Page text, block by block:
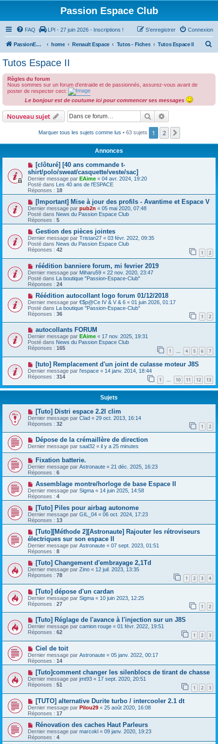
Passion Espace Club
FAQ LPI - 27 juin 2026 - Inscriptions ! Connexion
S’enregistrer
PassionEspaceClub home Renault Espace Tutos - Fiches Tutos Espace II
Tutos Espace II
Règles du forum
Nous sommes sur un forum d'entraide et de passionnés, assurez-vous avant de
poster de respecter ceci:
Le bonjour est de coutume ici pour commencer ses messages
Nouveau sujet Rechercher
Marquer tous les sujets comme lus • 63 sujets 1 2
Annonces
[clôturé] [40 ans commande t-
shirt/polo/sweat/casquette/veste/sac]
Dernier message par EAime « 04 avr. 2024, 19:20
Posté dans Les 40 ans de l'ESPACE
Réponses : 18
[Important] Mise à jour des profils - Avantime et Espace V
Dernier message par pub2n « 05 mai 2020, 07:48
Posté dans News du Passion Espace Club
Réponses : 5
Gestion des pièces jointes
Dernier message par Tristan27 « 03 févr. 2022, 09:35
Posté dans News du Passion Espace Club
Réponses : 42 1 2
réédition banniere forum, mi fevrier 2019
Dernier message par Miharu59 « 22 nov. 2020, 23:47
Posté dans La boutique "Passion-Espace-Club"
Réponses : 24
Réédition autocollant logo forum 01/12/2018
Dernier message par €$p@Ce IV & V & 6 « 01 juin 2026, 01:17
Posté dans La boutique "Passion-Espace-Club"
Réponses : 36 1 2
autocollants FORUM
Dernier message par EAime « 17 nov. 2025, 19:31
Posté dans News du Passion Espace Club
Réponses : 165 1 … 4 5 6 7
[tuto] Remplacement d'un joint de culasse moteur J8S
Dernier message par l'espace « 14 janv. 2014, 18:44
Réponses : 314 1 … 10 11 12 13
Sujets
[Tuto] Distri espace 2.2I clim
Dernier message par Clad « 29 oct. 2013, 16:14
Réponses : 32 1 2
Dépose de la crémaillère de direction
Dernier message par saal32 « il y a 25 minutes
Fixation batterie.
Dernier message par Astronaute « 21 déc. 2025, 16:23
Réponses : 6
Assemblage montre/horloge de base Espace II
Dernier message par Sigma « 14 juin 2025, 14:58
Réponses : 4
[Tuto] Piles pour airbag autonome
Dernier message par GIL_04 « 06 oct. 2024, 17:23
Réponses : 13
[Tuto][Méthode 2][Astronaute] Rajouter les rétroviseurs
électriques sur son espace II
Dernier message par Astronaute « 07 sept. 2023, 01:51
Réponses : 8
[Tuto] Changement d'embrayage 2,1Td
Dernier message par Zino « 12 juil. 2023, 13:35
Réponses : 78 1 2 3 4
[Tuto] dépose d'un cardan
Dernier message par Sigma « 10 juin 2023, 12:25
Réponses : 27 1 2
[Tuto] Réglage de l'avance à l'injection sur un J8S
Dernier message par camion rouge « 01 févr. 2022, 19:51
Réponses : 62 1 2 3
Ciel de toit
Dernier message par Astronaute « 05 janv. 2022, 00:17
Réponses : 14
[Tuto]comment changer les silenblocs de tirant de chasse
Dernier message par jmt93 « 17 sept. 2020, 20:51
Réponses : 51 1 2 3
[TUTO] alternative Durite turbo / intercooler 2.1 dt
Dernier message par Pilou29 « 25 août 2020, 16:08
Réponses : 17
Rénovation des caches Haut Parleurs
Dernier message par marcokl « 09 janv. 2020, 19:23
Réponses : 4